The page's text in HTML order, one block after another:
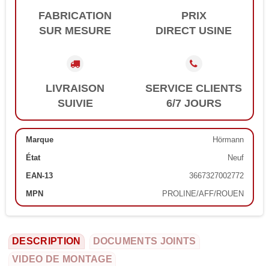
FABRICATION
SUR MESURE
PRIX
DIRECT USINE
LIVRAISON
SUIVIE
SERVICE CLIENTS
6/7 JOURS
Marque
Hörmann
État
Neuf
EAN-13
3667327002772
MPN
PROLINE/AFF/ROUEN
DESCRIPTION
DOCUMENTS JOINTS
VIDEO DE MONTAGE